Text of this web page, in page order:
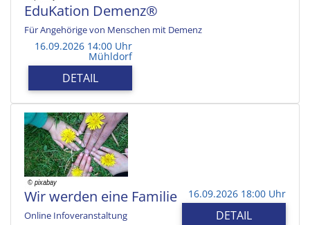
EduKation Demenz®
Für Angehörige von Menschen mit Demenz
16.09.2026 14:00 Uhr
Mühldorf
DETAIL
Wir werden eine Familie
Online Infoveranstaltung
16.09.2026 18:00 Uhr
DETAIL